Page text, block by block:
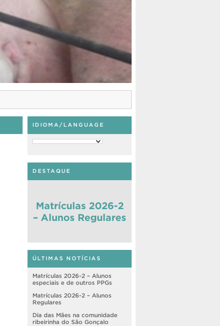
IDIOMA/LANGUAGE
DESTAQUE
Matrículas 2026-2
– Alunos Regulares
ÚLTIMAS NOTÍCIAS
Matrículas 2026-2 – Alunos
especiais e de outros PPGs
Matrículas 2026-2 – Alunos
Regulares
Dia das Mães na comunidade
ribeirinha do São Gonçalo